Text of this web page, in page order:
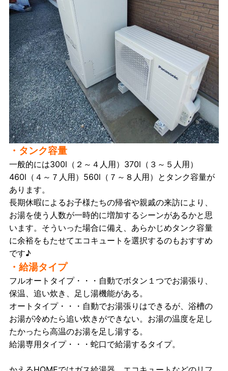
・タンク容量
一般的には300l（２～４人用）370l（３～５人用）
460l（４～７人用）560l（７～８人用）とタンク容量が
あります。
長期休暇によるお子様たちの帰省や親戚の来訪により、
お湯を使う人数が一時的に増加するシーンがあるかと思
います。そういった場合に備え、あらかじめタンク容量
に余裕をもたせてエコキュートを選択するのもおすすめ
です♪
・給湯タイプ
フルオートタイプ・・・自動でボタン１つでお湯張り、
保温、追い炊き、足し湯機能がある。
オートタイプ・・・自動でお湯張りはできるが、浴槽の
お湯が冷めたら追い炊きができない。お湯の温度を足し
たかったら高温のお湯を足し湯する。
給湯専用タイプ・・・蛇口で給湯するタイプ。